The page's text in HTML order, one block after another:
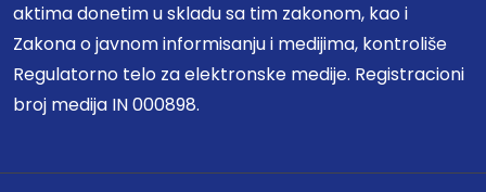
aktima donetim u skladu sa tim zakonom, kao i
Zakona o javnom informisanju i medijima, kontroliše
Regulatorno telo za elektronske medije. Registracioni
broj medija IN 000898.